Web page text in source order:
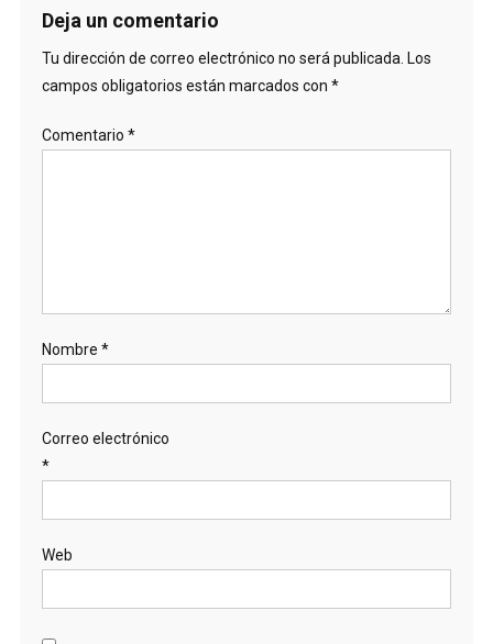
Deja un comentario
Tu dirección de correo electrónico no será publicada. Los
campos obligatorios están marcados con *
Comentario *
Nombre *
Correo electrónico
*
Web